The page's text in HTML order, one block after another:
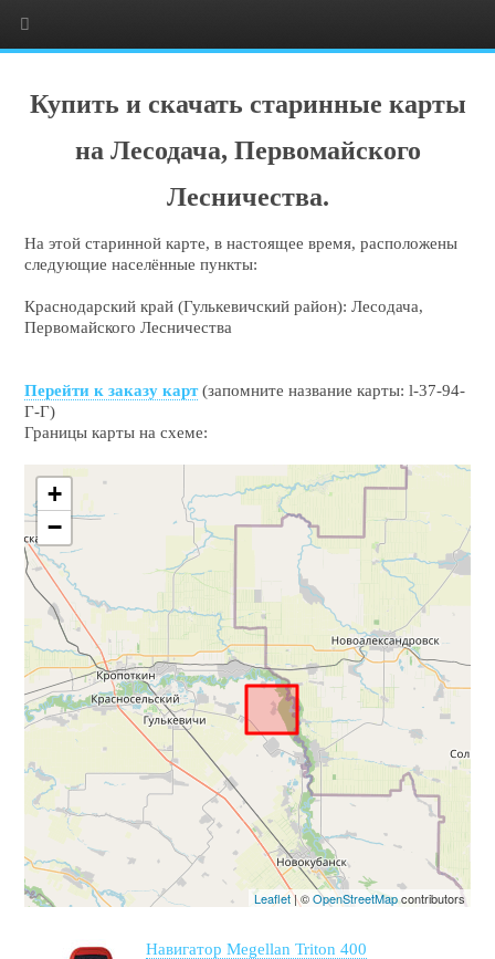
Купить и скачать старинные карты
на Лесодача, Первомайского
Лесничества.
На этой старинной карте, в настоящее время, расположены
следующие населённые пункты:
Краснодарский край (Гулькевичский район): Лесодача,
Первомайского Лесничества
Перейти к заказу карт(запомните название карты: l-37-94-
Г-Г)
Границы карты на схеме:
+
−
Leaflet| ©OpenStreetMapcontributors
Навигатор Megellan Triton 400